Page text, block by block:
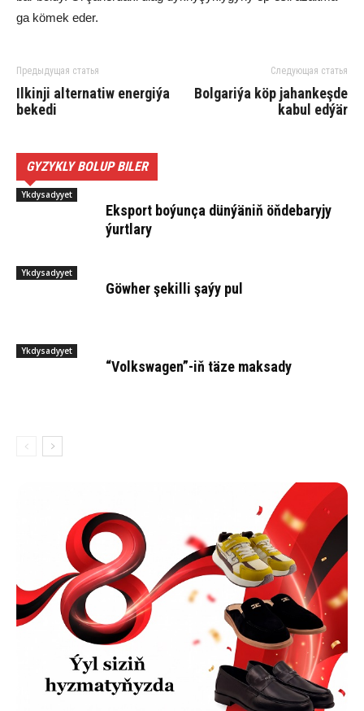
ga kö­mek eder.
Предыдущая статья
Ilkinji alternatiw energiýa
bekedi
Следующая статья
Bolgariýa köp jahankeşde
kabul edýär
GYZYKLY BOLUP BILER
Ykdysadyyet
Eks­port bo­ýun­ça dün­ýä­niň öň­de­ba­ry­jy
ýurt­la­ry
Ykdysadyyet
Göwher şekilli şaýy pul
Ykdysadyyet
“Volks­wa­gen”-iň tä­ze mak­sa­dy